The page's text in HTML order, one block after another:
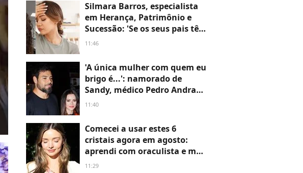
Silmara Barros, especialista
em Herança, Patrimônio e
Sucessão: 'Se os seus pais têm
entre 60 e 80 anos, existe uma
problemas de sucessão'
11:46
'A única mulher com quem eu
brigo é...': namorado de
Sandy, médico Pedro Andrade
revela ter estudado o cérebro
curioso sobre vida familiar
11:40
Comecei a usar estes 6
cristais agora em agosto:
aprendi com oraculista e me
surpreendi com o real
11:29